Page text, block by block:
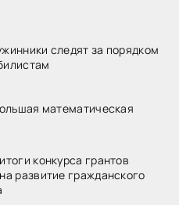
следят за порядком
математическая
конкурса грантов
развитие гражданского